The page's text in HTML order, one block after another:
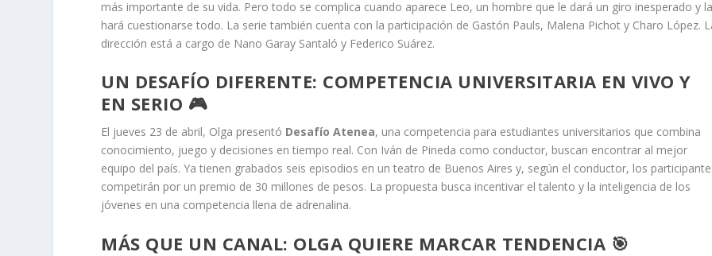
más importante de su vida. Pero todo se complica cuando aparece Leo, un hombre que le dará un giro inesperado y
hará cuestionarse todo. La serie también cuenta con la participación de Gastón Pauls, Malena Pichot y Charo López.
dirección está a cargo de Nano Garay Santaló y Federico Suárez.
UN DESAFÍO DIFERENTE: COMPETENCIA UNIVERSITARIA EN VIVO Y
EN SERIO 🎮
El jueves 23 de abril, Olga presentó Desafío Atenea, una competencia para estudiantes universitarios que combina
conocimiento, juego y decisiones en tiempo real. Con Iván de Pineda como conductor, buscan encontrar al mejor
equipo del país. Ya tienen grabados seis episodios en un teatro de Buenos Aires y, según el conductor, los
competirán por un premio de 30 millones de pesos. La propuesta busca incentivar el talento y la inteligencia de los
jóvenes en una competencia llena de adrenalina.
MÁS QUE UN CANAL: OLGA QUIERE MARCAR TENDENCIA 🎯